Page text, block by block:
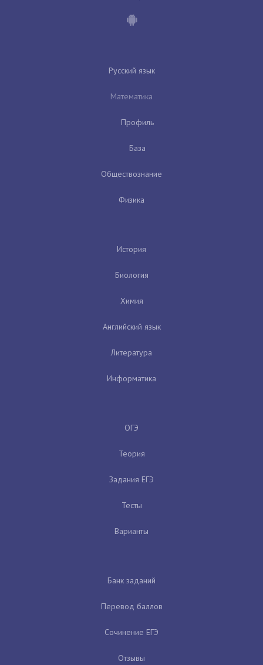
Русский язык
Математика
Профиль
База
Обществознание
Физика
История
Биология
Химия
Английский язык
Литература
Информатика
ОГЭ
Теория
Задания ЕГЭ
Тесты
Варианты
Банк заданий
Перевод баллов
Сочинение ЕГЭ
Отзывы